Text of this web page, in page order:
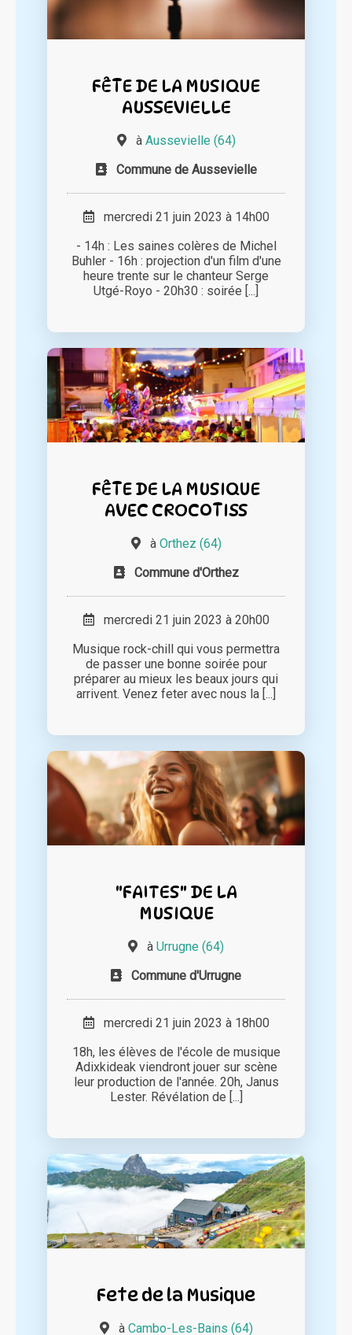
FÊTE DE LA MUSIQUE
AUSSEVIELLE
à Aussevielle (64)
Commune de Aussevielle
mercredi 21 juin 2023 à 14h00
- 14h : Les saines colères de Michel
Buhler - 16h : projection d'un film d'une
heure trente sur le chanteur Serge
Utgé-Royo - 20h30 : soirée [...]
FÊTE DE LA MUSIQUE
AVEC CROCOTISS
à Orthez (64)
Commune d'Orthez
mercredi 21 juin 2023 à 20h00
Musique rock-chill qui vous permettra
de passer une bonne soirée pour
préparer au mieux les beaux jours qui
arrivent. Venez feter avec nous la [...]
"FAITES" DE LA
MUSIQUE
à Urrugne (64)
Commune d'Urrugne
mercredi 21 juin 2023 à 18h00
18h, les élèves de l'école de musique
Adixkideak viendront jouer sur scène
leur production de l'année. 20h, Janus
Lester. Révélation de [...]
Fete de la Musique
à Cambo-Les-Bains (64)